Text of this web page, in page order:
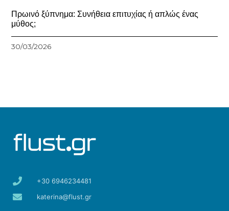
Πρωινό ξύπνημα: Συνήθεια επιτυχίας ή απλώς ένας
μύθος;
30/03/2026
+30 6946234481
katerina@flust.gr